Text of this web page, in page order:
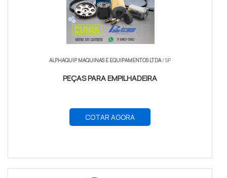
ALPHAQUIP MAQUINAS E EQUIPAMENTOS LTDA/ SP
PEÇAS PARA EMPILHADEIRA
COTAR AGORA